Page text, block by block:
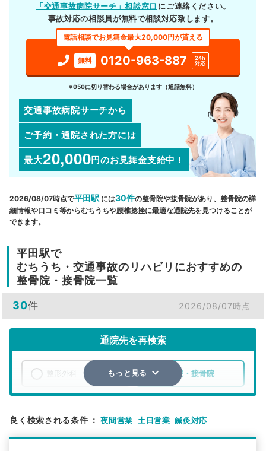
「交通事故病院サーチ」相談窓口 にご連絡ください。
事故対応の相談員が無料で相談対応致します。
電話相談でお見舞金最大20,000円が貰える
無料 0120-963-887
24h
対応
※050に切り替わる場合があります（通話無料）
交通事故病院サーチから
ご予約・通院された方には
最大20,000円のお見舞金支給中！
2026/08/07時点で平田駅 には30件の整骨院や接骨院があり、整骨院の詳
細情報や口コミ等からむちうちや腰椎捻挫に最適な通院先を見つけることが
できます。
平田駅で
むちうち・交通事故のリハビリにおすすめの
整骨院・接骨院一覧
30件 2026/08/07時点
通院先を再検索
整骨院・接骨院
検索する
もっと見る
良く検索される条件 ： 夜間営業 土日営業 鍼灸対応